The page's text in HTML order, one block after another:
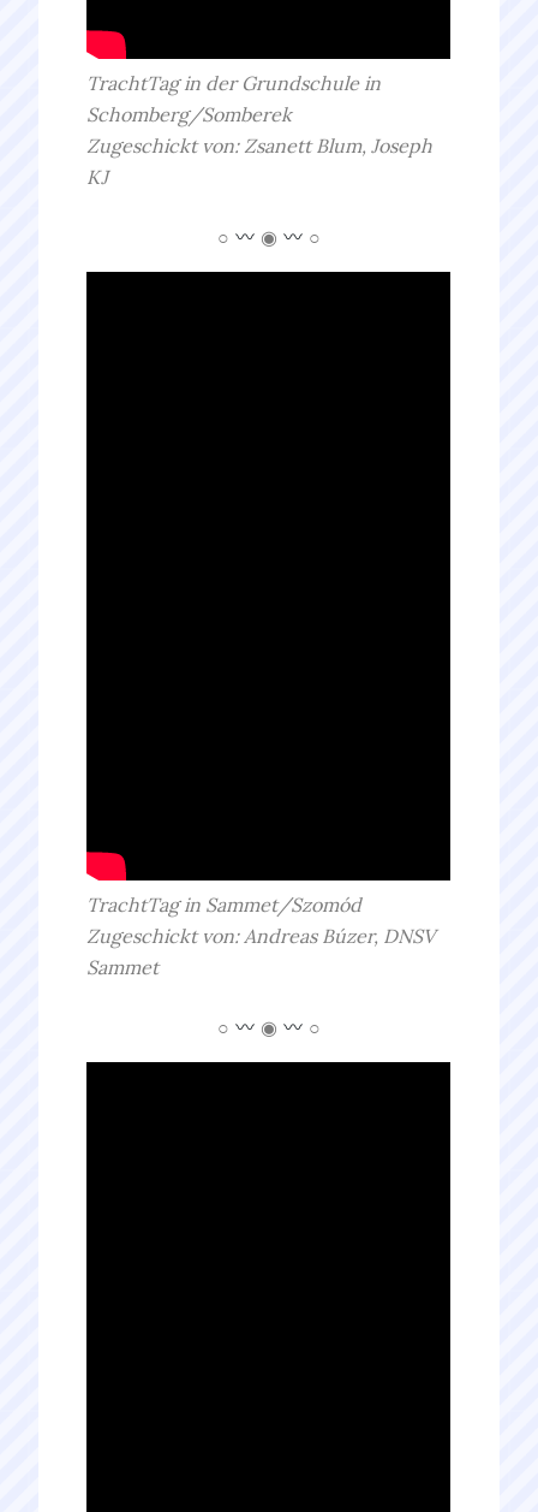
TrachtTag in der Grundschule in
Schomberg/Somberek
Zugeschickt von: Zsanett Blum, Joseph
KJ
○ ◉ ○
TrachtTag in Sammet/Szomód
Zugeschickt von: Andreas Búzer, DNSV
Sammet
○ ◉ ○